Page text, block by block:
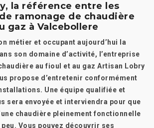
la référence entre les
ramonage de chaudière
gaz à Valcebollere
métier et occupant aujourd’hui la
son domaine d’activité, l’entreprise
au fioul et au gaz Artisan Lobry
propose d’entretenir conformément
Une équipe qualifiée et
sera envoyée et interviendra pour que
chaudière pleinement fonctionnelle
Vous pouvez découvrir ses